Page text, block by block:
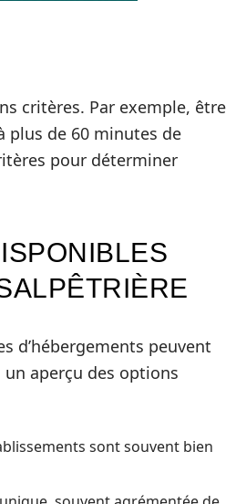
critères. Par exemple, être
plus de 60 minutes de
pour déterminer
d’hébergements peuvent
aperçu des options
sont souvent bien